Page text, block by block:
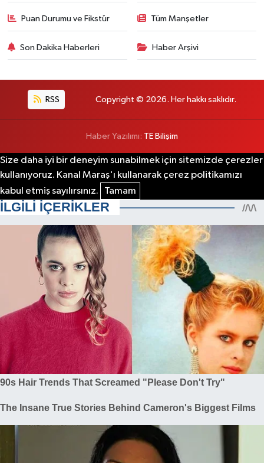
Puan Durumu ve Fikstür Tüm Manşetler
Son Dakika Haberleri Haber Arşivi
RSS Copyright © 2026. Her hakkı saklıdır.
Haber Yazılımı: TE Bilişim
Size daha iyi bir deneyim sunabilmek için sitemizde çerezler
kullanıyoruz. Kanal Maraş'ı kullanarak çerez politikamızı
kabul etmiş sayılırsınız.
Tamam